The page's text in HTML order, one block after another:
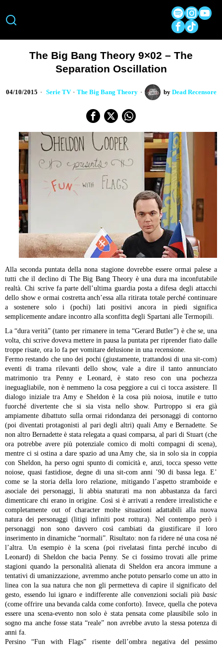
The Big Bang Theory 9×02 – The
Separation Oscillation
04/10/2015 Serie TV · The Big Bang Theory by Dead Recensore
Alla seconda puntata della nona stagione dovrebbe essere ormai palese a
tutti che il declino di The Big Bang Theory è una dura ma inconfutabile
realtà. Chi scrive fa parte dell’ultima guardia posta a difesa degli attacchi
dello show e ormai costretta anch’essa alla ritirata totale perché continuare
a sostenere solo i (pochi) lati positivi ancora in piedi significa
semplicemente andare incontro alla sconfitta degli Spartani alle Termopili.
La “dura verità” (tanto per rimanere in tema “Gerard Butler”) è che se, una
volta, chi scrive doveva mettere in pausa la puntata per riprender fiato dalle
troppe risate, ora lo fa per vomitare delusione in una recensione.
Fermo restando che uno dei pochi (giustamente, trattandosi di una sit-com)
eventi di trama rilevanti dello show, vale a dire il tanto annunciato
matrimonio tra Penny e Leonard, è stato reso con una pochezza
ineguagliabile, non è nemmeno la cosa peggiore a cui ci tocca assistere. Il
dialogo iniziale tra Amy e Sheldon è la cosa più noiosa, inutile e tutto
fuorché divertente che si sia vista nello show. Purtroppo si era già
ampiamente dibattuto sulla ormai ridondanza dei personaggi di contorno
(poi diventati protagonisti al pari degli altri) quali Amy e Bernadette. Se
non altro Bernadette è stata relegata a quasi comparsa, al pari di Stuart (che
ora potrebbe avere più potenziale comico di molti compagni di scena),
mentre ci si ostina a dare spazio ad una Amy che, sia in solo sia in coppia
con Sheldon, ha perso ogni spunto di comicità e, anzi, tocca spesso vette
noiose, quasi fastidiose, degne di una sit-com anni ’90 di bassa lega. E’
come se la storia della loro relazione, mitigando l’aspetto stramboide e
asociale dei personaggi, li abbia snaturati ma non abbastanza da farci
dimenticare chi erano in origine. Così si è arrivati a rendere irrealistiche e
completamente out of character molte situazioni adattabili alla nuova
natura dei personaggi (litigi infiniti post rottura). Nel contempo però i
personaggi non sono davvero così cambiati da giustificare il loro
inserimento in dinamiche “normali”. Risultato: non fa ridere né una cosa né
l’altra. Un esempio è la scena (poi rivelatasi finta perché incubo di
Leonard) di Sheldon che bacia Penny. Se ci fossimo trovati alle prime
stagioni quando la personalità alienata di Sheldon era ancora immune a
tentativi di umanizzazione, avremmo anche potuto pensarlo come un atto in
linea con la sua natura che non gli permetteva di capire il significato del
gesto, essendo lui ignaro e indifferente alle convenzioni sociali più basic
(come offrire una bevanda calda come conforto). Invece, quella che poteva
essere una scena-evento non solo è stata pensata come plausibile solo in
sogno ma anche fosse stata “reale” non avrebbe avuto la stessa potenza di
anni fa.
Persino “Fun with Flags” risente dell’ombra negativa del pessimo